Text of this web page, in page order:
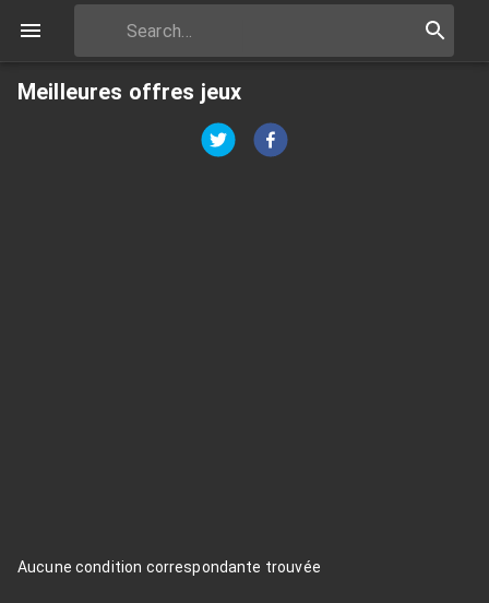
Meilleures offres jeux
Aucune condition correspondante trouvée